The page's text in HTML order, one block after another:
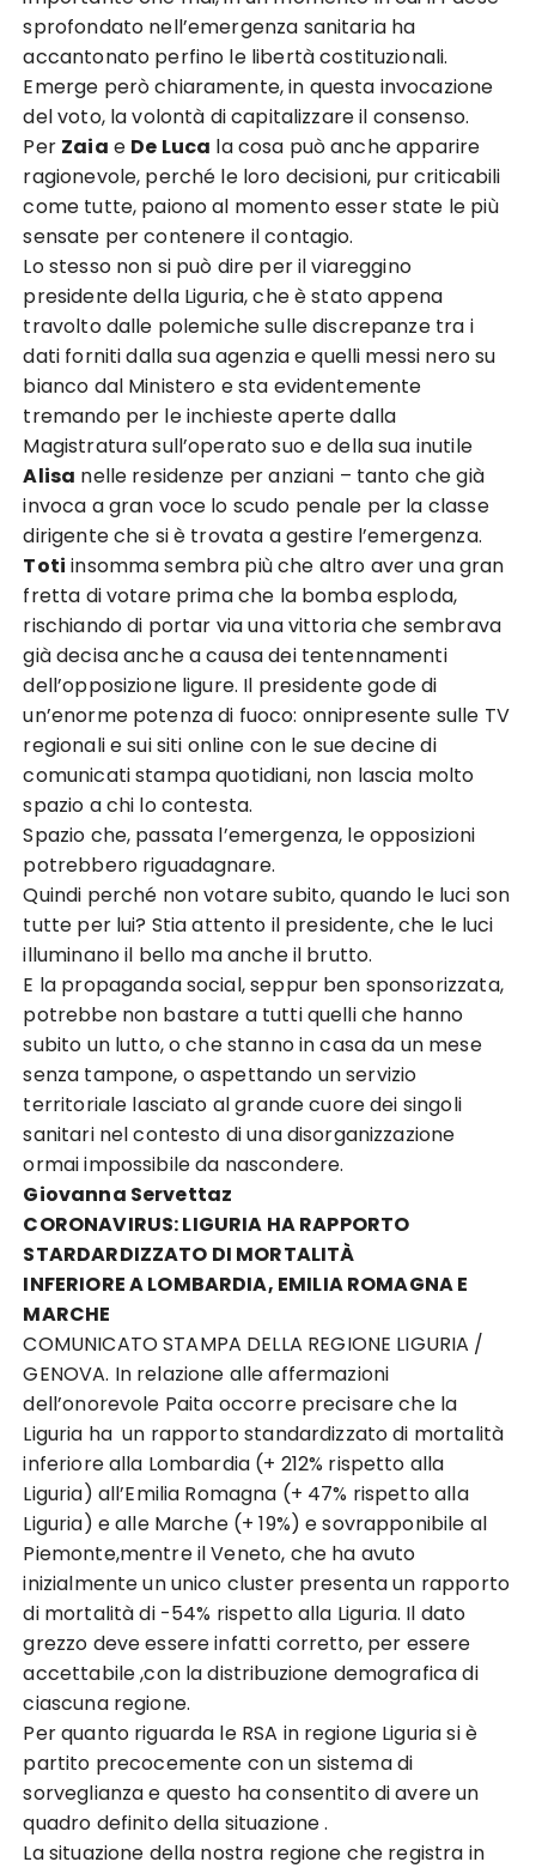
sprofondato nell’emergenza sanitaria ha
accantonato perfino le libertà costituzionali.
Emerge però chiaramente, in questa invocazione
del voto, la volontà di capitalizzare il consenso.
Per Zaia e De Luca la cosa può anche apparire
ragionevole, perché le loro decisioni, pur criticabili
come tutte, paiono al momento esser state le più
sensate per contenere il contagio.
Lo stesso non si può dire per il viareggino
presidente della Liguria, che è stato appena
travolto dalle polemiche sulle discrepanze tra i
dati forniti dalla sua agenzia e quelli messi nero su
bianco dal Ministero e sta evidentemente
tremando per le inchieste aperte dalla
Magistratura sull’operato suo e della sua inutile
Alisa nelle residenze per anziani – tanto che già
invoca a gran voce lo scudo penale per la classe
dirigente che si è trovata a gestire l’emergenza.
Toti insomma sembra più che altro aver una gran
fretta di votare prima che la bomba esploda,
rischiando di portar via una vittoria che sembrava
già decisa anche a causa dei tentennamenti
dell’opposizione ligure. Il presidente gode di
un’enorme potenza di fuoco: onnipresente sulle TV
regionali e sui siti online con le sue decine di
comunicati stampa quotidiani, non lascia molto
spazio a chi lo contesta.
Spazio che, passata l’emergenza, le opposizioni
potrebbero riguadagnare.
Quindi perché non votare subito, quando le luci son
tutte per lui? Stia attento il presidente, che le luci
illuminano il bello ma anche il brutto.
E la propaganda social, seppur ben sponsorizzata,
potrebbe non bastare a tutti quelli che hanno
subito un lutto, o che stanno in casa da un mese
senza tampone, o aspettando un servizio
territoriale lasciato al grande cuore dei singoli
sanitari nel contesto di una disorganizzazione
ormai impossibile da nascondere.
Giovanna Servettaz
CORONAVIRUS: LIGURIA HA RAPPORTO
STARDARDIZZATO DI MORTALITÀ
INFERIORE A LOMBARDIA, EMILIA ROMAGNA E
MARCHE
COMUNICATO STAMPA DELLA REGIONE LIGURIA /
GENOVA. In relazione alle affermazioni
dell’onorevole Paita occorre precisare che la
Liguria ha un rapporto standardizzato di mortalità
inferiore alla Lombardia (+ 212% rispetto alla
Liguria) all’Emilia Romagna (+ 47% rispetto alla
Liguria) e alle Marche (+ 19%) e sovrapponibile al
Piemonte,mentre il Veneto, che ha avuto
inizialmente un unico cluster presenta un rapporto
di mortalità di -54% rispetto alla Liguria. Il dato
grezzo deve essere infatti corretto, per essere
accettabile ,con la distribuzione demografica di
ciascuna regione.
Per quanto riguarda le RSA in regione Liguria si è
partito precocemente con un sistema di
sorveglianza e questo ha consentito di avere un
quadro definito della situazione .
La situazione della nostra regione che registra in